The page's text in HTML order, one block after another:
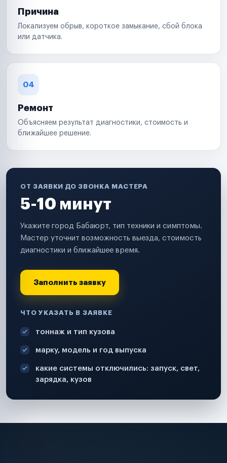
Причина
Локализуем обрыв, короткое замыкание, сбой блока
или датчика.
04
Ремонт
Объясняем результат диагностики, стоимость и
ближайшее решение.
ОТ ЗАЯВКИ ДО ЗВОНКА МАСТЕРА
5-10 минут
Укажите город Бабаюрт, тип техники и симптомы.
Мастер уточнит возможность выезда, стоимость
диагностики и ближайшее время.
Заполнить заявку
ЧТО УКАЗАТЬ В ЗАЯВКЕ
тоннаж и тип кузова
марку, модель и год выпуска
какие системы отключились: запуск, свет,
зарядка, кузов